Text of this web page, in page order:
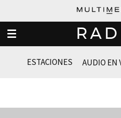
ESTACIONES AUDIO EN